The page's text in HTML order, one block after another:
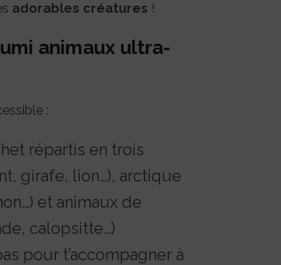
adorables créatures !
animaux ultra-
:
répartis en trois
girafe, lion…), arctique
et animaux de
calopsitte…)
pour t’accompagner à